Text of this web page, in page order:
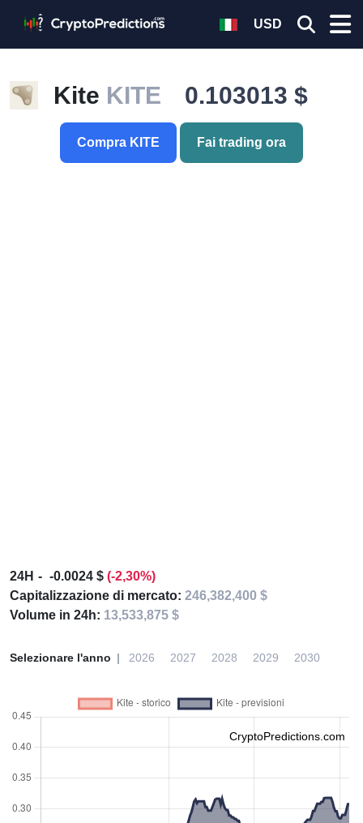
USD
Kite KITE 0.103013 $
Compra KITE Fai trading ora
24H -0.0024 $ (-2,30%)
Capitalizzazione di mercato: 246,382,400 $
Volume in 24h: 13,533,875 $
Selezionare l'anno 2026 2027 2028 2029 2030
CryptoPredictions.com